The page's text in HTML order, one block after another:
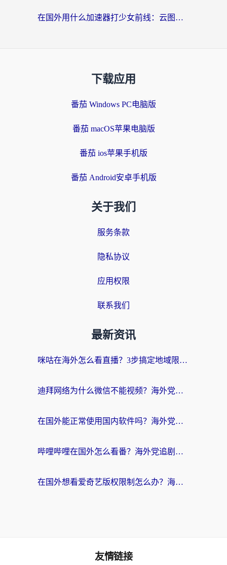
在国外用什么加速器打少女前线：云图计划不卡？一个老玩家的掏心分享
下载应用
番茄 Windows PC电脑版
番茄 macOS苹果电脑版
番茄 ios苹果手机版
番茄 Android安卓手机版
关于我们
服务条款
隐私协议
应用权限
联系我们
最新资讯
咪咕在海外怎么看直播？3步搞定地域限制，还能畅看腾讯视频与国内热剧
迪拜网络为什么微信不能视频？海外党必看的回国加速全攻略
在国外能正常使用国内软件吗？海外党亲测有效的无缝访问指南
哔哩哔哩在国外怎么看番？海外党追剧看片的终极解决方案
在国外想看爱奇艺版权限制怎么办？海外华人必看的追剧自由指南
友情链接